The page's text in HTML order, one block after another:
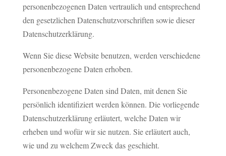
personenbezogenen Daten vertraulich und entsprechend
den gesetzlichen Datenschutzvorschriften sowie dieser
Datenschutzerklärung.
Wenn Sie diese Website benutzen, werden verschiedene
personenbezogene Daten erhoben.
Personenbezogene Daten sind Daten, mit denen Sie
persönlich identifiziert werden können. Die vorliegende
Datenschutzerklärung erläutert, welche Daten wir
erheben und wofür wir sie nutzen. Sie erläutert auch,
wie und zu welchem Zweck das geschieht.